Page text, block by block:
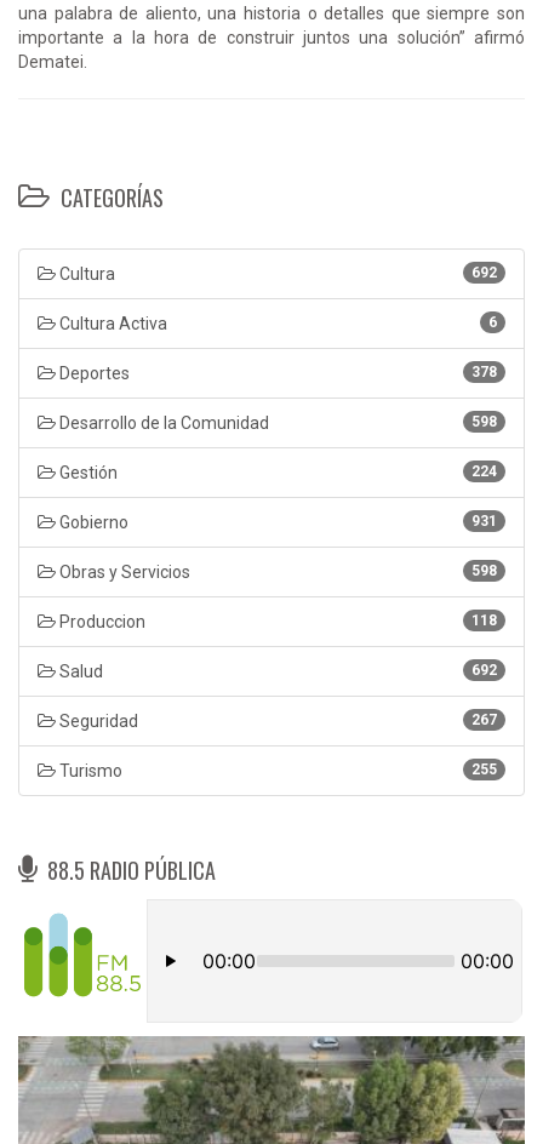
una palabra de aliento, una historia o detalles que siempre son
importante a la hora de construir juntos una solución” afirmó
Dematei.
CATEGORÍAS
692
Cultura
6
Cultura Activa
378
Deportes
598
Desarrollo de la Comunidad
224
Gestión
931
Gobierno
598
Obras y Servicios
118
Produccion
692
Salud
267
Seguridad
255
Turismo
88.5 RADIO PÚBLICA